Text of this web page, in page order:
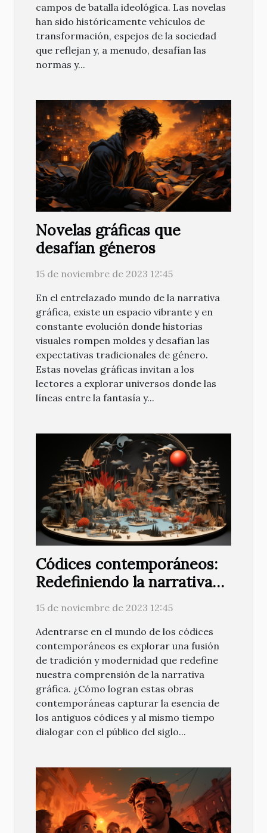
campos de batalla ideológica. Las novelas
han sido históricamente vehículos de
transformación, espejos de la sociedad
que reflejan y, a menudo, desafían las
normas y...
Novelas gráficas que
desafían géneros
15 de noviembre de 2023 12:45
En el entrelazado mundo de la narrativa
gráfica, existe un espacio vibrante y en
constante evolución donde historias
visuales rompen moldes y desafían las
expectativas tradicionales de género.
Estas novelas gráficas invitan a los
lectores a explorar universos donde las
líneas entre la fantasía y...
Códices contemporáneos:
Redefiniendo la narrativa
gráfica
15 de noviembre de 2023 12:45
Adentrarse en el mundo de los códices
contemporáneos es explorar una fusión
de tradición y modernidad que redefine
nuestra comprensión de la narrativa
gráfica. ¿Cómo logran estas obras
contemporáneas capturar la esencia de
los antiguos códices y al mismo tiempo
dialogar con el público del siglo...